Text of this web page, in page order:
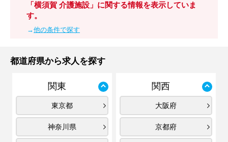
「横須賀 介護施設」に関する情報を表示していま
す。
→他の条件で探す
都道府県から求人を探す
関東
東京都
神奈川県
関西
大阪府
京都府